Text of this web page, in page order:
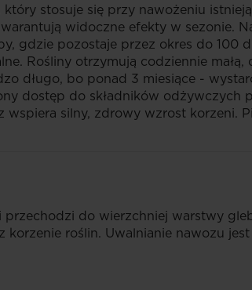
stosuje się przy nawożeniu
widoczne efekty w sezonie.
gdzie pozostaje przez okres do 100
Rośliny otrzymują codziennie
długo, bo ponad 3 miesiące -
dostęp do składników odżywczych
silny, zdrowy wzrost korzeni.
do wierzchniej warstwy
roślin. Uwalnianie nawozu